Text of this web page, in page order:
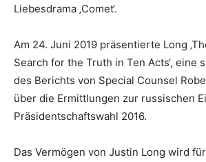
Liebesdrama ‚Comet‘.
Am 24. Juni 2019 präsentierte Long
Search for the Truth in Ten Acts‘, eine
des Berichts von Special Counsel
über die Ermittlungen zur russischen
Präsidentschaftswahl 2016.
Das Vermögen von Justin Long wird